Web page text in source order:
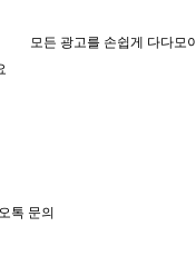
모든 광고를 손쉽게 다다모
톡 문의